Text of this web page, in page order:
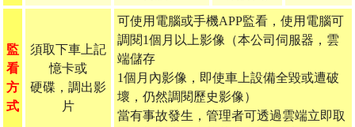
監
看
方
式
須取下車上記
憶卡或
硬碟，調出影
片
可使用電腦或手機APP監看，使用電腦可
調閱1個月以上影像（本公司伺服器，雲
端儲存
1個月內影像，即使車上設備全毀或遭破
壞，仍然調閱歷史影像）
當有事故發生，管理者可透過雲端立即取